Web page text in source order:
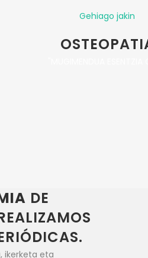
Gehiago jakin
DE
ikerketa eta